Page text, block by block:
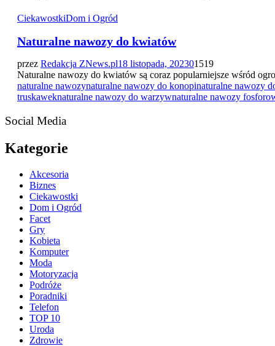
CiekawostkiDom i Ogród
Naturalne nawozy do kwiatów
przez Redakcja ZNews.pl18 listopada, 202301519
Naturalne nawozy do kwiatów są coraz popularniejsze wśród
naturalne nawozynaturalne nawozy do konopinaturalne nawozy
truskaweknaturalne nawozy do warzywnaturalne nawozy
Social Media
Kategorie
Akcesoria
Biznes
Ciekawostki
Dom i Ogród
Facet
Gry
Kobieta
Komputer
Moda
Motoryzacja
Podróże
Poradniki
Telefon
TOP 10
Uroda
Zdrowie